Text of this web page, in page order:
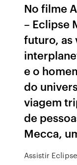
No filme
– Eclipse
futuro, as
e o
do
viagem
de
Mecca,
Assistir